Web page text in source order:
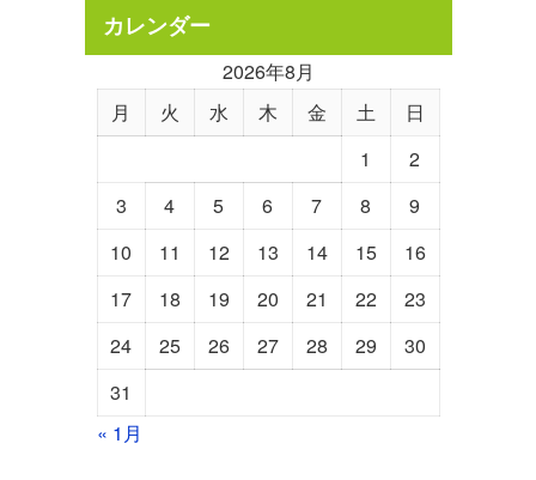
カレンダー
2026年8月
月
火 水 木 金 土
日
1
2
3
4 5 6 7 8
9
10
11 12 13 14 15
16
17
18 19 20 21 22
23
24
25 26 27 28 29
30
31
« 1月